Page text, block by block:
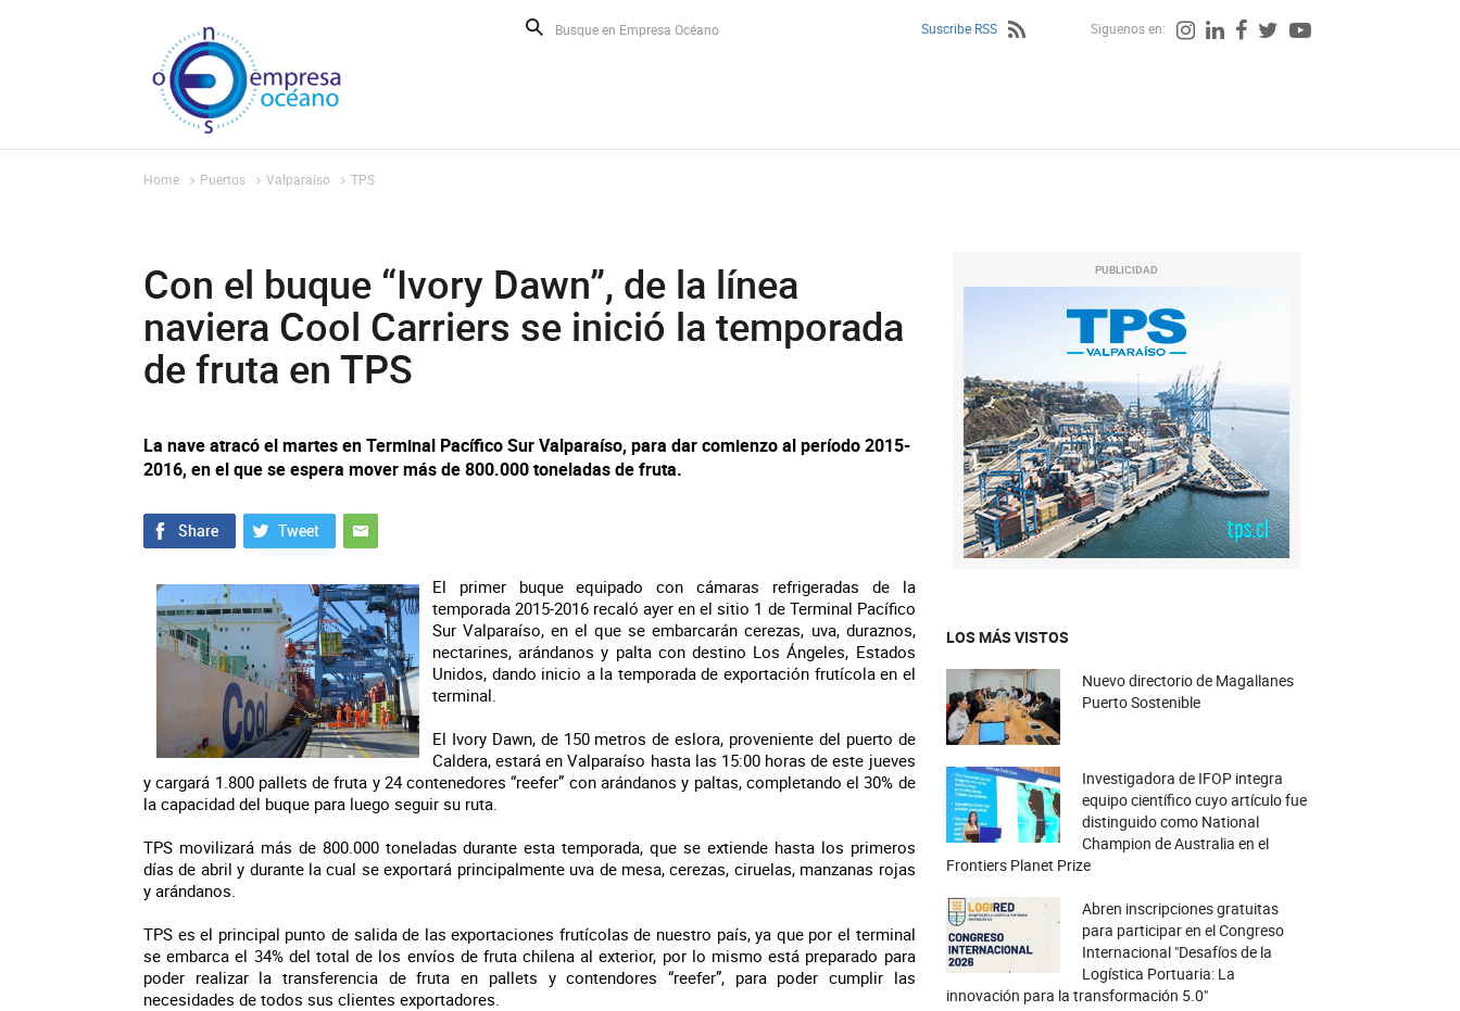
Suscribe RSS Siguenos en:
Home Puertos Valparaíso TPS
Con el buque “Ivory Dawn”, de la línea
naviera Cool Carriers se inició la temporada
de fruta en TPS
La nave atracó el martes en Terminal Pacífico Sur Valparaíso, para dar comienzo al período 2015-
2016, en el que se espera mover más de 800.000 toneladas de fruta.
El primer buque equipado con cámaras refrigeradas de la
temporada 2015-2016 recaló ayer en el sitio 1 de Terminal Pacífico
Sur Valparaíso, en el que se embarcarán cerezas, uva, duraznos,
nectarines, arándanos y palta con destino Los Ángeles, Estados
Unidos, dando inicio a la temporada de exportación frutícola en el
terminal.
El Ivory Dawn, de 150 metros de eslora, proveniente del puerto de
Caldera, estará en Valparaíso hasta las 15:00 horas de este jueves
y cargará 1.800 pallets de fruta y 24 contenedores “reefer” con arándanos y paltas, completando el 30% de
la capacidad del buque para luego seguir su ruta.
TPS movilizará más de 800.000 toneladas durante esta temporada, que se extiende hasta los primeros
días de abril y durante la cual se exportará principalmente uva de mesa, cerezas, ciruelas, manzanas rojas
y arándanos.
TPS es el principal punto de salida de las exportaciones frutícolas de nuestro país, ya que por el terminal
se embarca el 34% del total de los envíos de fruta chilena al exterior, por lo mismo está preparado para
poder realizar la transferencia de fruta en pallets y contendores “reefer”, para poder cumplir las
necesidades de todos sus clientes exportadores.
PUBLICIDAD
LOS MÁS VISTOS
Nuevo directorio de Magallanes
Puerto Sostenible
Investigadora de IFOP integra
equipo científico cuyo artículo fue
distinguido como National
Champion de Australia en el
Frontiers Planet Prize
Abren inscripciones gratuitas
para participar en el Congreso
Internacional "Desafíos de la
Logística Portuaria: La
innovación para la transformación 5.0"